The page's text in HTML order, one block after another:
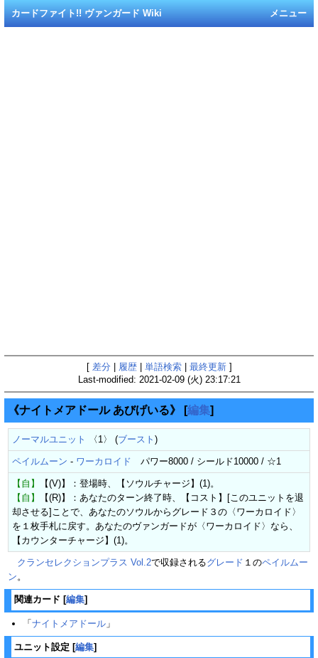
メニュー
カードファイト!! ヴァンガード Wiki
[ 差分 履歴| 単語検索| 最終更新]
Last-modified: 2021-02-09 (火) 23:17:21
《ナイトメアドール あびげいる》 [編集]
ノーマルユニット 〈1〉 (ブースト )
ペイルムーン - ワーカロイド パワー8000 / シールド10000 / ☆1
【自】
【(V)】：登場時、【ソウルチャージ】(1)。
【自】
【(R)】：あなたのターン終了時、【コスト】[このユニットを退
却させる]ことで、あなたのソウルからグレード３の〈ワーカロイド〉
を１枚手札に戻す。あなたのヴァンガードが〈ワーカロイド〉なら、
【カウンターチャージ】(1)。
クランセレクションプラス Vol.2で収録されるグレード １のペイルムー
ン。
関連カード [編集]
「 ナイトメアドール 」
ユニット設定 [編集]